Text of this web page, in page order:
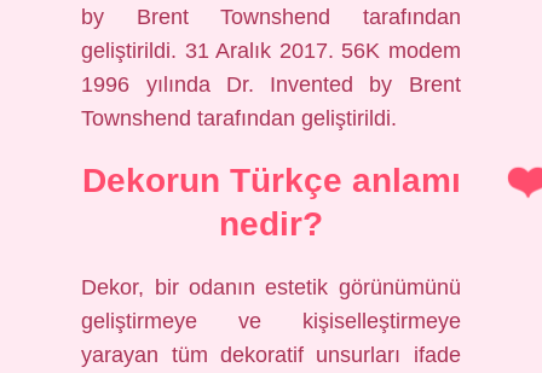
by Brent Townshend tarafından
geliştirildi. 31 Aralık 2017. 56K modem
1996 yılında Dr. Invented by Brent
Townshend tarafından geliştirildi.
Dekorun Türkçe anlamı
nedir?
Dekor, bir odanın estetik görünümünü
geliştirmeye ve kişiselleştirmeye
yarayan tüm dekoratif unsurları ifade